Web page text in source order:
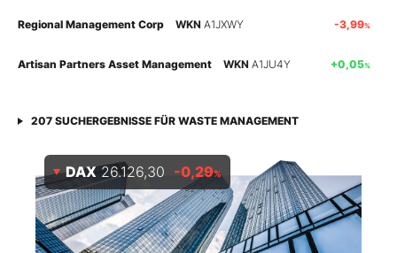
Regional Management Corp WKN A1JXWY -3,99%
Artisan Partners Asset Management WKN A1JU4Y +0,05%
207 SUCHERGEBNISSE FÜR WASTE MANAGEMENT
DAX 26.126,30 -0,29%